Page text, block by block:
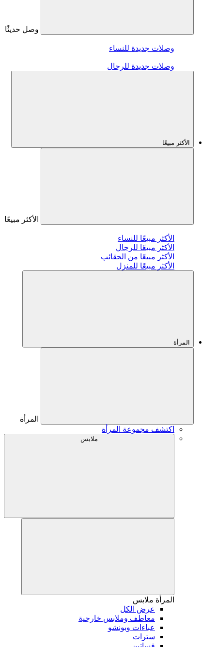
وصل حديثًا
وصلات جديدة للنساء
وصلات جديدة للرجال
الأكثر مبيعًا
الأكثر مبيعًا
الأكثر مبيعًا للنساء
الأكثر مبيعًا للرجال
الأكثر مبيعًا من الحقائب
الأكثر مبيعًا للمنزل
المرأة
المرأة
اكتشف مجموعة المرأة
ملابس
المرأة ملابس
عرض الكل
معاطف وملابس خارجية
عباءات وبونشو
سترات